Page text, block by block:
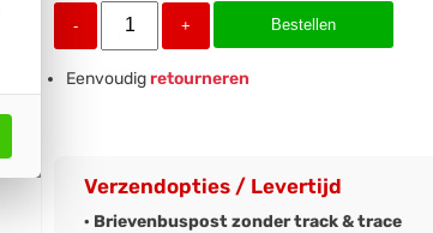
- + Bestellen
Eenvoudigretourneren
Verzendopties / Levertijd
· Brievenbuspost zonder track & trace